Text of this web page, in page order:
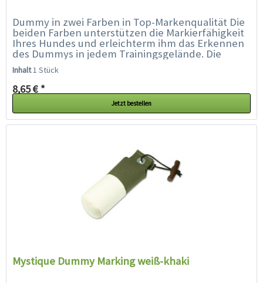
Dummy in zwei Farben in Top-Markenqualität Die
beiden Farben unterstützen die Markierfähigkeit
Ihres Hundes und erleichterm ihm das Erkennen
des Dummys in jedem Trainingsgelände. Die
spezielle Füllung und...
Inhalt1 Stück
8,65 € *
Jetzt bestellen
Mystique Dummy Marking weiß-khaki